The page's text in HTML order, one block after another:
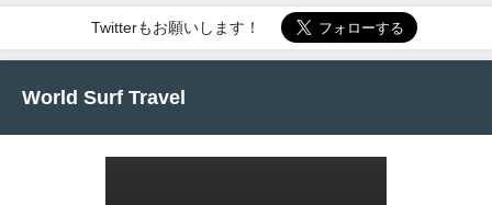
Twitterもお願いします！
World Surf Travel